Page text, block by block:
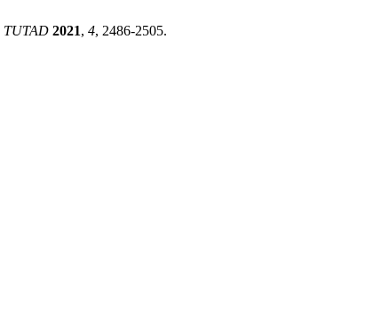
TUTAD 2021, 4, 2486-2505.